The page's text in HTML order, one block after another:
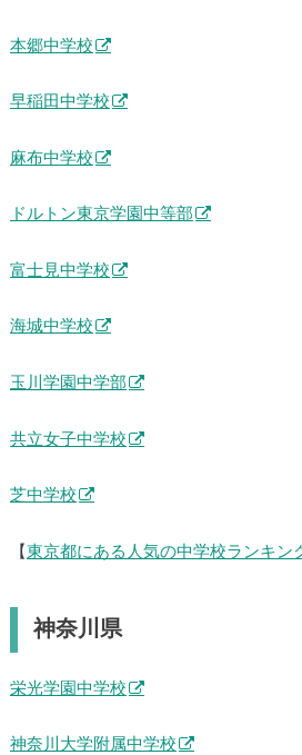
本郷中学校
早稲田中学校
麻布中学校
ドルトン東京学園中等部
富士見中学校
海城中学校
玉川学園中学部
共立女子中学校
芝中学校
【 東京都にある人気の中学校ランキン
神奈川県
栄光学園中学校
神奈川大学附属中学校